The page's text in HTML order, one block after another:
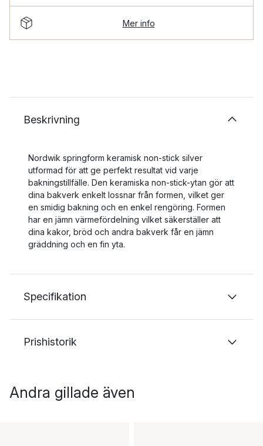
Mer info
Beskrivning
Nordwik springform keramisk non-stick silver
utformad för att ge perfekt resultat vid varje
bakningstillfälle. Den keramiska non-stick-ytan gör att
dina bakverk enkelt lossnar från formen, vilket ger
en smidig bakning och en enkel rengöring. Formen
har en jämn värmefördelning vilket säkerställer att
dina kakor, bröd och andra bakverk får en jämn
gräddning och en fin yta.
Specifikation
Prishistorik
Andra gillade även